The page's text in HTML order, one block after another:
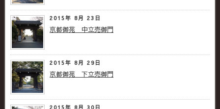
2015年 8月 23日
京都御苑 中立売御門
2015年 8月 29日
京都御苑 下立売御門
2015年 8月 30日